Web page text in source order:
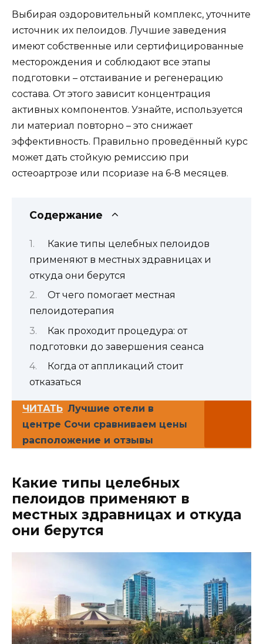
Выбирая оздоровительный комплекс, уточните
источник их пелоидов. Лучшие заведения
имеют собственные или сертифицированные
месторождения и соблюдают все этапы
подготовки – отстаивание и регенерацию
состава. От этого зависит концентрация
активных компонентов. Узнайте, используется
ли материал повторно – это снижает
эффективность. Правильно проведённый курс
может дать стойкую ремиссию при
остеоартрозе или псориазе на 6-8 месяцев.
Содержание
Какие типы целебных пелоидов
применяют в местных здравницах и
откуда они берутся
От чего помогает местная
пелоидотерапия
Как проходит процедура: от
подготовки до завершения сеанса
Когда от аппликаций стоит
отказаться
ЧИТАТЬ Лучшие отели в
центре Сочи сравниваем цены
расположение и отзывы
Какие типы целебных
пелоидов применяют в
местных здравницах и откуда
они берутся